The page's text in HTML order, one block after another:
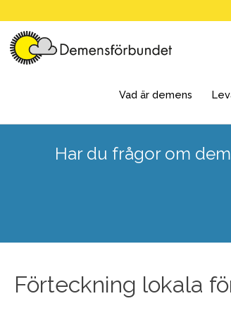
to
content
Vad är demens
Har du frågor om
Förteckning lokala